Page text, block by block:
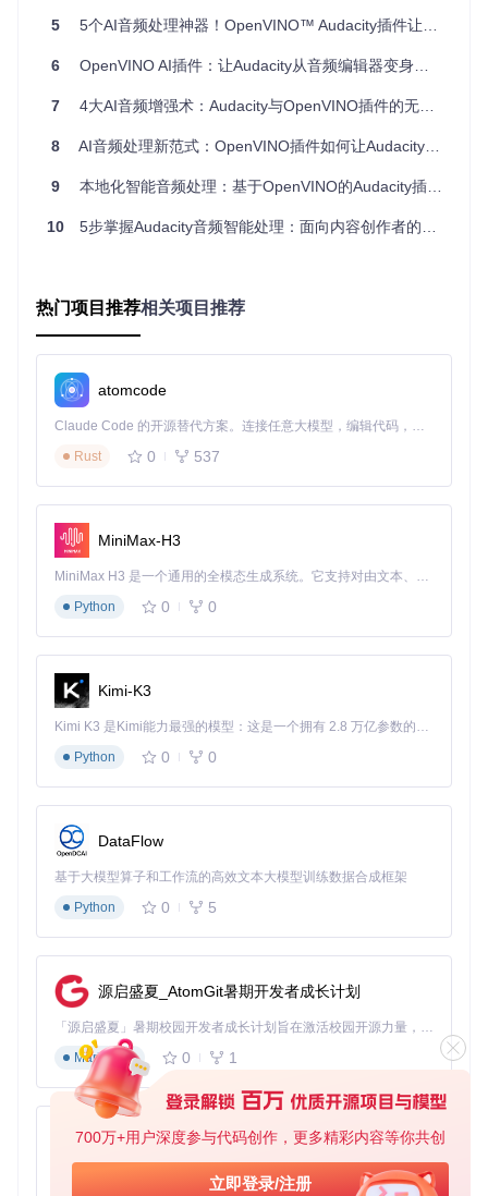
700万+用户深度参与代码创作，更多精彩内容等你共创
立即登录/注册
地将混合音频分离成鼓、贝斯、人声和其他乐器四个独立轨
分离过程。
该功能支持单声道和立体声音频，并且具备智能模型缓存机
制，首次处理后，后续同类任务的速度可提升70%。无论是音
如何在保持音质的同时消除噪音？—— 噪声抑制技术
各种背景噪音，降噪效果高达85%，同时保持人声的自然度和
清晰度。该技术采用自适应噪声估计算法，能够根据不同场景
的噪音特点进行智能处理，无论是恒定噪音还是突发噪音都能
有效应对。
如何快速将音频转为文字？—— 语音转录技术
自动识别说话人、添加标点符号，大大提高了转录效率。特别
适合播客制作、会议记录、采访整理等场景。
三、场景价值：不同角色的效率提升方案
对于音乐制作人而言，OpenVINO AI插件带来的最大价值就是
时间的节省。以往需要数小时手动分离的音频轨道，现在只需
几分钟就能完成，并且分离效果更加精准。某独立音乐制作人
在用OpenVINO插件只需15分钟，而且分离出的各个轨道音质
播客创作者常常需要在不同环境下录音，背景噪音是影响音频
质量的主要因素。OpenVINO的噪声抑制功能让他们无需专业
的录音环境，就能获得清晰的人声。一位播客主播表示："有
了OpenVINO的降噪功能，我可以在任何地方录音，再也不用
视频创作者经常需要为视频添加字幕或整理采访内容，语音转
录功能让这项工作变得轻松高效。某视频团队负责人分享
道："以前一个人一天最多能处理3小时的音频转录，现在使用
OpenVINO插件，同样的时间可以处理10小时以上，效率提升
了300%。"
四、实施指南：轻量化操作说明
快速安装步骤
5 5个AI音频处理神器！OpenVINO™ Audacity插件让音频编辑效率提升10倍 🚀
6 OpenVINO AI插件：让Audacity从音频编辑器变身智能工作站的秘密武器
7 4大AI音频增强术：Audacity与OpenVINO插件的无缝集成指南
8 AI音频处理新范式：OpenVINO插件如何让Audacity焕发专业级能力
9 本地化智能音频处理：基于OpenVINO的Audacity插件技术解析与实践指南
10 5步掌握Audacity音频智能处理：面向内容创作者的效率提升指南
热门项目推荐相关项目推荐
atomcode
Claude Code 的开源替代方案。连接任意大模型，编辑代码，运行命令，自动验证 — 全自动执行。用 Rust 构建，极致性能。 ｜ An open-source alternative to Claude Code. Connect any LLM, edit code, run commands, and verify changes — autonomously. Built in Rust for speed. Get Started
Rust
0 537
MiniMax-H3
MiniMax H3 是一个通用的全模态生成系统。它支持对由文本、图像、视频和音频组成的多模态上下文进行统一理解，并能生成分辨率高达 2K、时长可达 15 秒的带原生立体声音频的视频。得益于面向任务泛化的系统设计，H3 在预训练阶段就已具备广泛的多模态上下文理解与生成能力，能够出色地执行复杂的多模态指令。
Python
0 0
Kimi-K3
Kimi K3 是Kimi能力最强的模型：这是一个拥有 2.8 万亿参数的混合专家（MoE）模型，具备原生视觉理解能力，并支持 100 万 token 的上下文窗口。
Python
0 0
DataFlow
基于大模型算子和工作流的高效文本大模型训练数据合成框架
Python
0 5
源启盛夏_AtomGit暑期开发者成长计划
「源启盛夏」暑期校园开发者成长计划旨在激活校园开源力量，通过积分激励、认证扶持、资源倾斜等形式，引导高校组织和开发者完成「入驻 — 建项目 — 做贡献 — 获认证 — 得资源」的完整闭环。无论你是想带领社团入驻平台的组织者，还是希望用代码贡献证明自己的开发者，都能在这里找到属于你的成长路径。
Markdown
0 1
py-xiaozhi
基于Python的Xiaozhi AI，适用于想要完整Xiaozhi体验而无需拥有专用硬件的用户。